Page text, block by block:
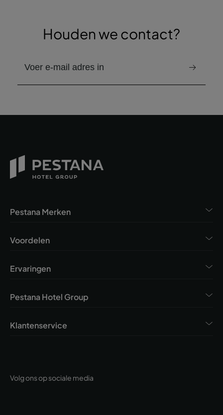
Houden we contact?
e-mail om de nieuwsbrief te ontvangen
Volg ons op sociale media
Pestana Merken
Voordelen
Ervaringen
Pestana Hotel Group
Klantenservice